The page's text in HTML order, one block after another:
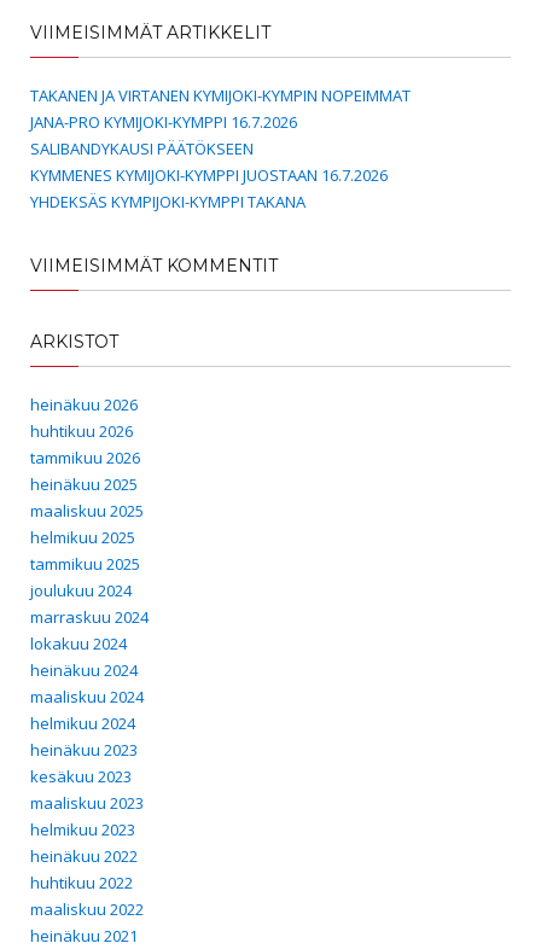
VIIMEISIMMÄT ARTIKKELIT
TAKANEN JA VIRTANEN KYMIJOKI-KYMPIN NOPEIMMAT
JANA-PRO KYMIJOKI-KYMPPI 16.7.2026
SALIBANDYKAUSI PÄÄTÖKSEEN
KYMMENES KYMIJOKI-KYMPPI JUOSTAAN 16.7.2026
YHDEKSÄS KYMPIJOKI-KYMPPI TAKANA
VIIMEISIMMÄT KOMMENTIT
ARKISTOT
heinäkuu 2026
huhtikuu 2026
tammikuu 2026
heinäkuu 2025
maaliskuu 2025
helmikuu 2025
tammikuu 2025
joulukuu 2024
marraskuu 2024
lokakuu 2024
heinäkuu 2024
maaliskuu 2024
helmikuu 2024
heinäkuu 2023
kesäkuu 2023
maaliskuu 2023
helmikuu 2023
heinäkuu 2022
huhtikuu 2022
maaliskuu 2022
heinäkuu 2021